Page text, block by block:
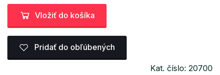
Vložiť do košíka
Pridať do obľúbených
Kat. číslo: 20700